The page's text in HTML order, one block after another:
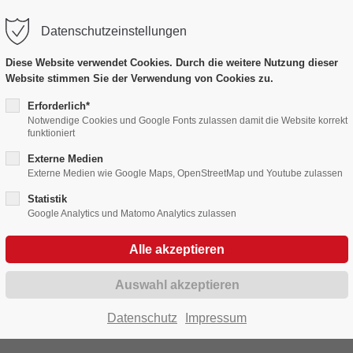
dolor sit amet:
/ 365days
support for our customers
8:00am - 5:00pm
(GMT
Cybersteel Inc.
San Francisco, CA 94102
Have any questions?
info@yourdomain.com
Bildergalerien
Fasnet in Bildern 2020 - 2029
Hexensetzen2022
Datenschutzeinstellungen
Diese Website verwendet Cookies. Durch die weitere Nutzung dieser
Website stimmen Sie der Verwendung von Cookies zu.
Erforderlich*
Notwendige Cookies und Google Fonts zulassen damit die Website korrekt
funktioniert
Externe Medien
Externe Medien wie Google Maps, OpenStreetMap und Youtube zulassen
Statistik
Google Analytics und Matomo Analytics zulassen
Datenschutz Impressum